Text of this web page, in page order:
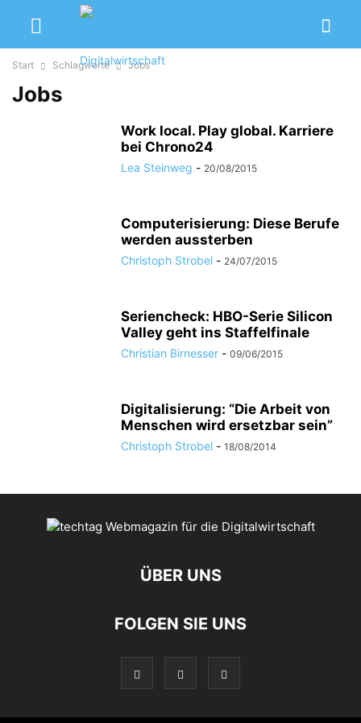
Start Schlagworte Jobs
Jobs
Work local. Play global. Karriere
bei Chrono24
Lea Steinweg - 20/08/2015
Computerisierung: Diese Berufe
werden aussterben
Christoph Strobel - 24/07/2015
Seriencheck: HBO-Serie Silicon
Valley geht ins Staffelfinale
Christian Birnesser - 09/06/2015
Digitalisierung: “Die Arbeit von
Menschen wird ersetzbar sein”
Christoph Strobel - 18/08/2014
ÜBER UNS
FOLGEN SIE UNS